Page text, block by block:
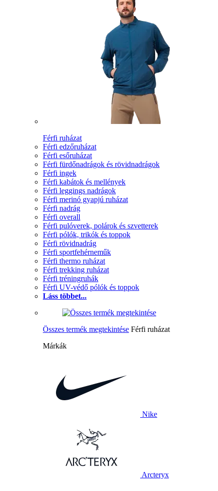
Férfi ruházat
Férfi edzőruházat
Férfi esőruházat
Férfi fürdőnadrágok és rövidnadrágok
Férfi ingek
Férfi kabátok és mellények
Férfi leggings nadrágok
Férfi merinó gyapjú ruházat
Férfi nadrág
Férfi overall
Férfi pulóverek, polárok és szvetterek
Férfi pólók, trikók és toppok
Férfi rövidnadrág
Férfi sportfehérneműk
Férfi thermo ruházat
Férfi trekking ruházat
Férfi tréningruhák
Férfi UV-védő pólók és toppok
Láss többet...
Összes termék megtekintése Férfi ruházat
Márkák
Nike
Arcteryx